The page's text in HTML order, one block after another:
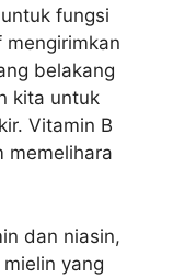
fungsi
mengirimkan
belakang
kita untuk
Vitamin B
memelihara
dan niasin,
yang